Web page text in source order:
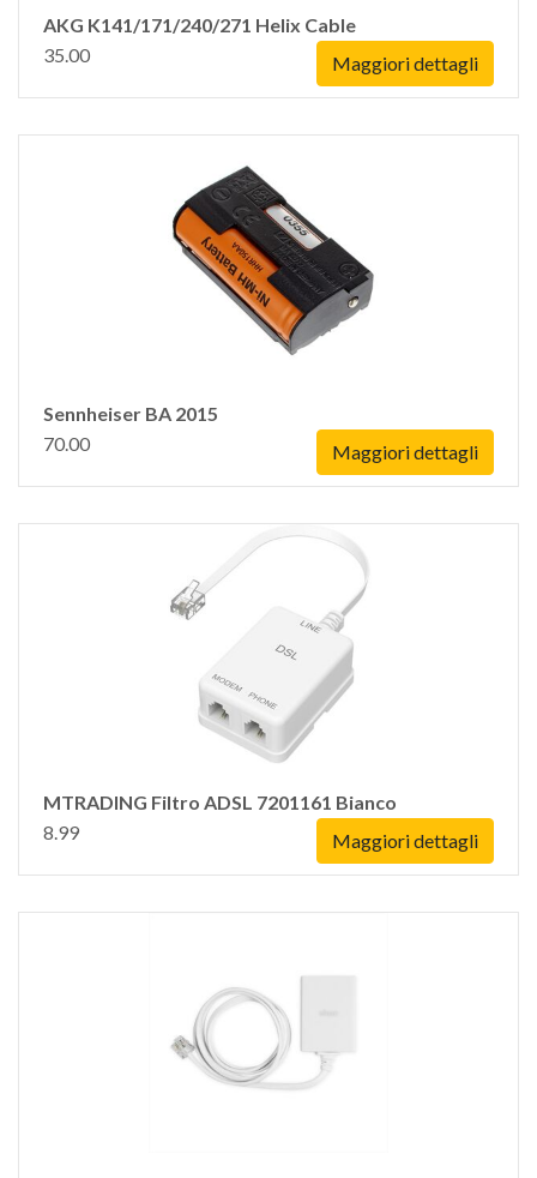
AKG K141/171/240/271 Helix Cable
35.00
Maggiori dettagli
Sennheiser BA 2015
70.00
Maggiori dettagli
MTRADING Filtro ADSL 7201161 Bianco
8.99
Maggiori dettagli